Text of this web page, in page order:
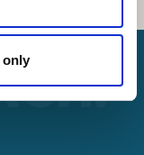
only